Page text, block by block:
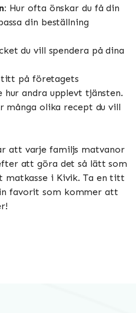
Hur ofta önskar du få din
din beställning
du vill spendera på dina
titt på företagets
andra upplevt tjänsten.
många olika recept du vill
att varje familjs matvanor
att göra det så lätt som
i Kivik. Ta en titt
favorit som kommer att